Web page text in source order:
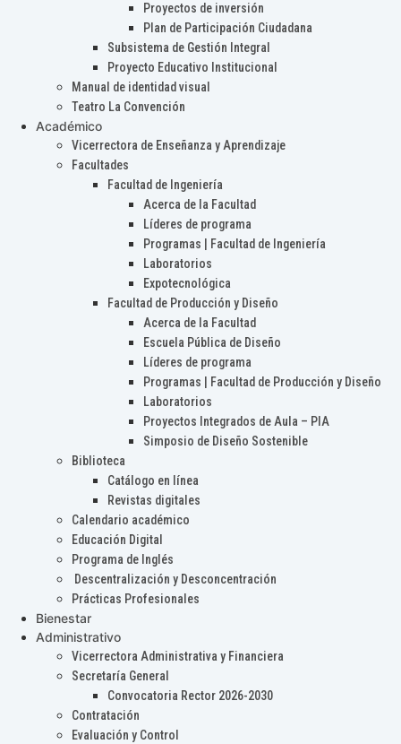
Proyectos de inversión
Plan de Participación Ciudadana
Subsistema de Gestión Integral
Proyecto Educativo Institucional
Manual de identidad visual
Teatro La Convención
Académico
Vicerrectora de Enseñanza y Aprendizaje
Facultades
Facultad de Ingeniería
Acerca de la Facultad
Líderes de programa
Programas | Facultad de Ingeniería
Laboratorios
Expotecnológica
Facultad de Producción y Diseño
Acerca de la Facultad
Escuela Pública de Diseño
Líderes de programa
Programas | Facultad de Producción y Diseño
Laboratorios
Proyectos Integrados de Aula – PIA
Simposio de Diseño Sostenible
Biblioteca
Catálogo en línea
Revistas digitales
Calendario académico
Educación Digital
Programa de Inglés
Descentralización y Desconcentración
Prácticas Profesionales
Bienestar
Administrativo
Vicerrectora Administrativa y Financiera
Secretaría General
Convocatoria Rector 2026-2030
Contratación
Evaluación y Control